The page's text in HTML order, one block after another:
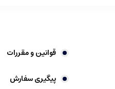
قوانین و مقررات
پیگیری سفارش